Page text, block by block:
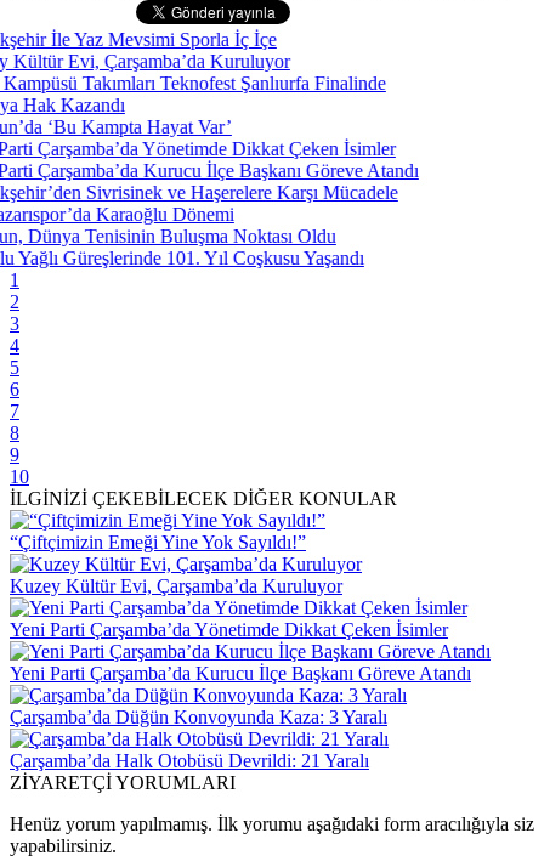
1
2
3
4
5
6
7
8
9
10
İLGİNİZİ ÇEKEBİLECEK DİĞER KONULAR
“Çiftçimizin Emeği Yine Yok Sayıldı!”
Kuzey Kültür Evi, Çarşamba’da Kuruluyor
Yeni Parti Çarşamba’da Yönetimde Dikkat Çeken İsimler
Yeni Parti Çarşamba’da Kurucu İlçe Başkanı Göreve Atandı
Çarşamba’da Düğün Konvoyunda Kaza: 3 Yaralı
Çarşamba’da Halk Otobüsü Devrildi: 21 Yaralı
ZİYARETÇİ YORUMLARI
Henüz yorum yapılmamış. İlk yorumu aşağıdaki form aracılığıyla siz
yapabilirsiniz.